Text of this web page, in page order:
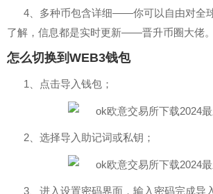
4、多种币包含详细——你可以自由对全
了解，信息都是实时更新——晋升币圈大佬。
怎么切换到WEB3钱包
1、点击导入钱包；
2、选择导入助记词或私钥；
3、进入设置密码界面，输入密码完成导入